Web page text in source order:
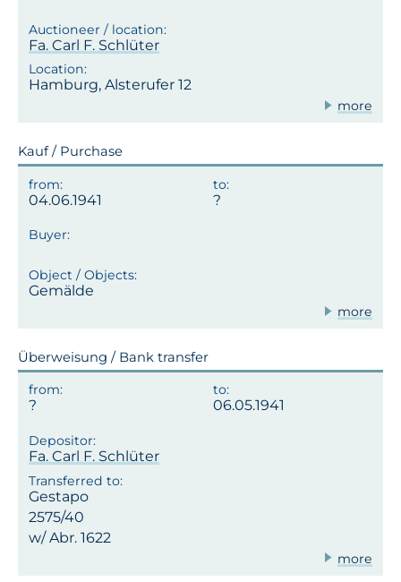
Fa. Carl F. Schlüter
Hamburg, Alsterufer 12
more
Kauf / Purchase
04.06.1941
Gemälde
more
Überweisung / Bank transfer
06.05.1941
Fa. Carl F. Schlüter
Gestapo
2575/40
w/ Abr. 1622
more